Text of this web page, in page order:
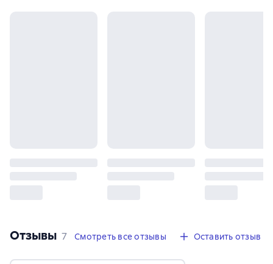
Отзывы 7 отзывов
7 Смотреть все отзывы Оставить отзыв